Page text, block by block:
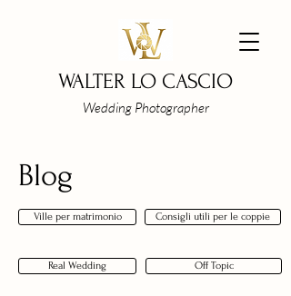
WALTER LO CASCIO
Wedding Photographer
Blog
Ville per matrimonio Consigli utili per le coppie
Real Wedding Off Topic